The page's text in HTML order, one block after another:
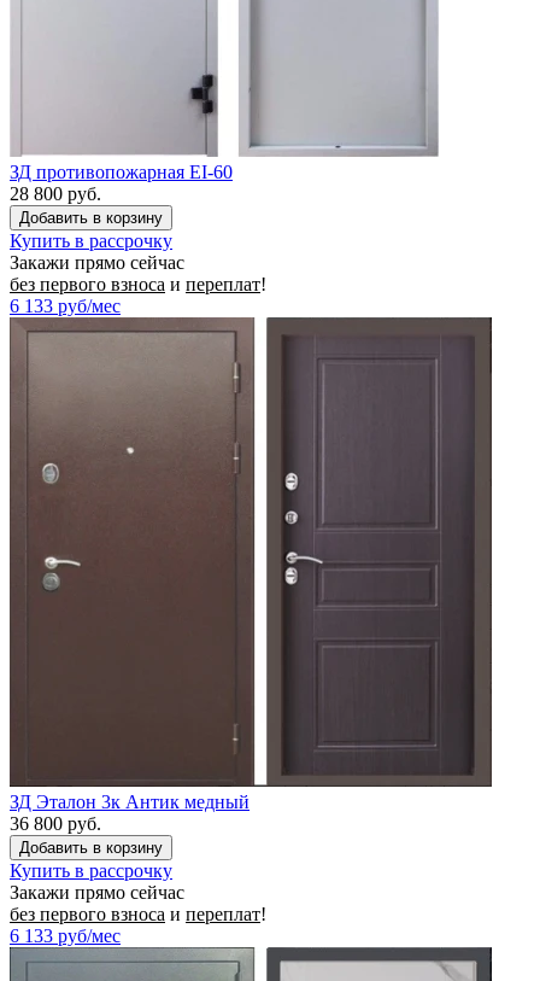
ЗД противопожарная EI-60
28 800 руб.
Купить в рассрочку
Закажи прямо сейчас
без первого взноса и переплат!
6 133 руб/мес
ЗД Эталон 3к Антик медный
36 800 руб.
Купить в рассрочку
Закажи прямо сейчас
без первого взноса и переплат!
6 133 руб/мес